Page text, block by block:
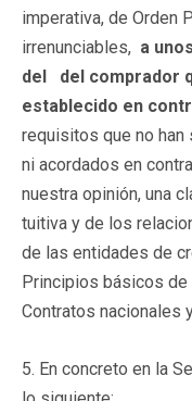
imperativa, de Orden
irrenunciables, a
del del comprador
establecido en
requisitos que no
ni acordados en
nuestra opinión, una
tuitiva y de los
de las entidades de
Principios básicos de
Contratos nacionales
5. En concreto en la